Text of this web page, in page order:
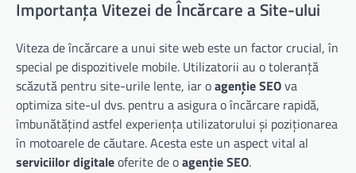
Importanța Vitezei de Încărcare a Site-ului
Viteza de încărcare a unui site web este un factor crucial, în
special pe dispozitivele mobile. Utilizatorii au o toleranță
scăzută pentru site-urile lente, iar oagenție SEOva
optimiza site-ul dvs. pentru a asigura o încărcare rapidă,
îmbunătățind astfel experiența utilizatorului și poziționarea
în motoarele de căutare. Acesta este un aspect vital al
serviciilor digitaleoferite de oagenție SEO.